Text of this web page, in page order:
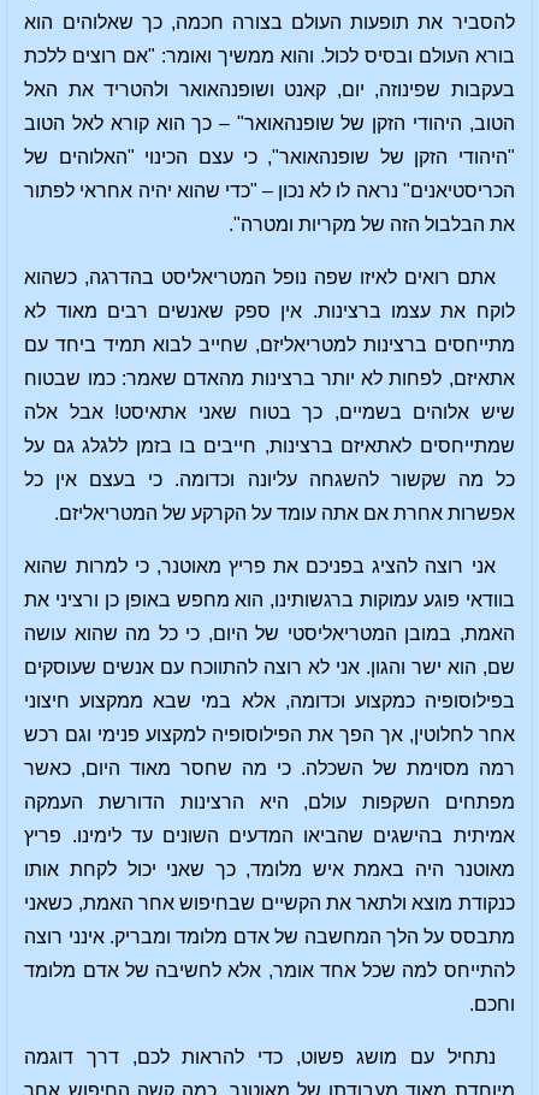
להסביר את תופעות העולם בצורה חכמה, כך שאלוהים הוא
בורא העולם ובסיס לכול. והוא ממשיך ואומר: "אם רוצים ללכת
בעקבות שפינוזה, יום, קאנט ושופנהאואר ולהטריד את האל
הטוב, היהודי הזקן של שופנהאואר" – כך הוא קורא לאל הטוב
"היהודי הזקן של שופנהאואר", כי עצם הכינוי "האלוהים של
הכריסטיאנים" נראה לו לא נכון – "כדי שהוא יהיה אחראי לפתור
את הבלבול הזה של מקריות ומטרה".
אתם רואים לאיזו שפה נופל המטריאליסט בהדרגה, כשהוא
לוקח את עצמו ברצינות. אין ספק שאנשים רבים מאוד לא
מתייחסים ברצינות למטריאליזם, שחייב לבוא תמיד ביחד עם
אתאיזם, לפחות לא יותר ברצינות מהאדם שאמר: כמו שבטוח
שיש אלוהים בשמיים, כך בטוח שאני אתאיסט! אבל אלה
שמתייחסים לאתאיזם ברצינות, חייבים בו בזמן ללגלג גם על
כל מה שקשור להשגחה עליונה וכדומה. כי בעצם אין כל
אפשרות אחרת אם אתה עומד על הקרקע של המטריאליזם.
אני רוצה להציג בפניכם את פריץ מאוטנר, כי למרות שהוא
בוודאי פוגע עמוקות ברגשותינו, הוא מחפש באופן כן ורציני את
האמת, במובן המטריאליסטי של היום, כי כל מה שהוא עושה
שם, הוא ישר והגון. אני לא רוצה להתווכח עם אנשים שעוסקים
בפילוסופיה כמקצוע וכדומה, אלא במי שבא ממקצוע חיצוני
אחר לחלוטין, אך הפך את הפילוסופיה למקצוע פנימי וגם רכש
רמה מסוימת של השכלה. כי מה שחסר מאוד היום, כאשר
מפתחים השקפות עולם, היא הרצינות הדורשת העמקה
אמיתית בהישגים שהביאו המדעים השונים עד לימינו. פריץ
מאוטנר היה באמת איש מלומד, כך שאני יכול לקחת אותו
כנקודת מוצא ולתאר את הקשיים שבחיפוש אחר האמת, כשאני
מתבסס על הלך המחשבה של אדם מלומד ומבריק. אינני רוצה
להתייחס למה שכל אחד אומר, אלא לחשיבה של אדם מלומד
וחכם.
נתחיל עם מושג פשוט, כדי להראות לכם, דרך דוגמה
מיוחדת מאוד מעבודתו של מאוטנר, כמה קשה החיפוש אחר